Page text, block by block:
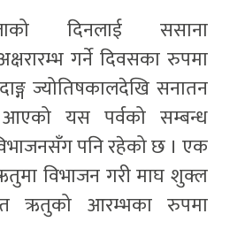
दिनलाई ससाना
गर्ने दिवसका रुपमा
ज्योतिषकालदेखि सनातन
यस पर्वको सम्बन्ध
पनि रहेको छ । एक
विभाजन गरी माघ शुक्ल
ऋतुको आरम्भका रुपमा